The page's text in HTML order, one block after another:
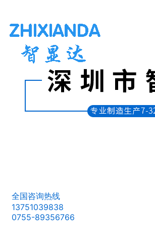
全国咨询热线
13751039838
0755-89356766